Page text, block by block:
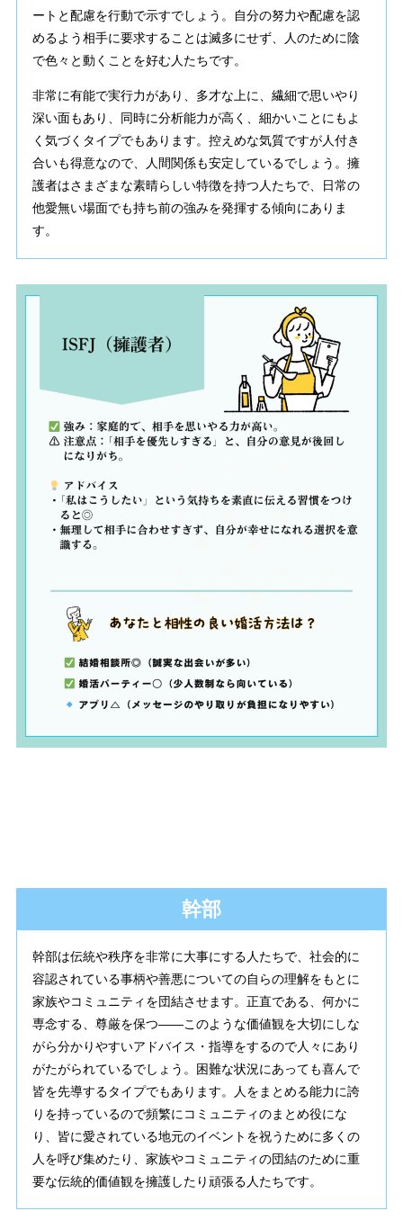
ートと配慮を行動で示すでしょう。自分の努力や配慮を認
めるよう相手に要求することは滅多にせず、人のために陰
で色々と動くことを好む人たちです。
非常に有能で実行力があり、多才な上に、繊細で思いやり
深い面もあり、同時に分析能力が高く、細かいことにもよ
く気づくタイプでもあります。控えめな気質ですが人付き
合いも得意なので、人間関係も安定しているでしょう。擁
護者はさまざまな素晴らしい特徴を持つ人たちで、日常の
他愛無い場面でも持ち前の強みを発揮する傾向にありま
す。
幹部
幹部は伝統や秩序を非常に大事にする人たちで、社会的に
容認されている事柄や善悪についての自らの理解をもとに
家族やコミュニティを団結させます。正直である、何かに
専念する、尊厳を保つ——このような価値観を大切にしな
がら分かりやすいアドバイス・指導をするので人々にあり
がたがられているでしょう。困難な状況にあっても喜んで
皆を先導するタイプでもあります。人をまとめる能力に誇
りを持っているので頻繁にコミュニティのまとめ役にな
り、皆に愛されている地元のイベントを祝うために多くの
人を呼び集めたり、家族やコミュニティの団結のために重
要な伝統的価値観を擁護したり頑張る人たちです。